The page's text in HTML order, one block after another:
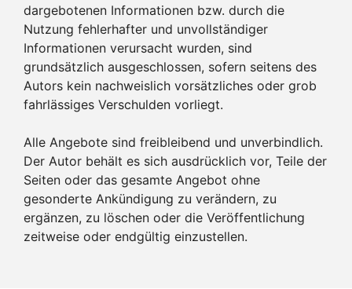
dargebotenen Informationen bzw. durch die
Nutzung fehlerhafter und unvollständiger
Informationen verursacht wurden, sind
grundsätzlich ausgeschlossen, sofern seitens des
Autors kein nachweislich vorsätzliches oder grob
fahrlässiges Verschulden vorliegt.
Alle Angebote sind freibleibend und unverbindlich.
Der Autor behält es sich ausdrücklich vor, Teile der
Seiten oder das gesamte Angebot ohne
gesonderte Ankündigung zu verändern, zu
ergänzen, zu löschen oder die Veröffentlichung
zeitweise oder endgültig einzustellen.